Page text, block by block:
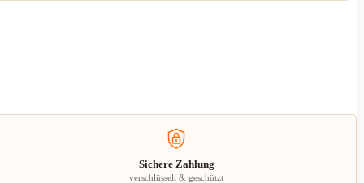
Sichere Zahlung
verschlüsselt & geschützt